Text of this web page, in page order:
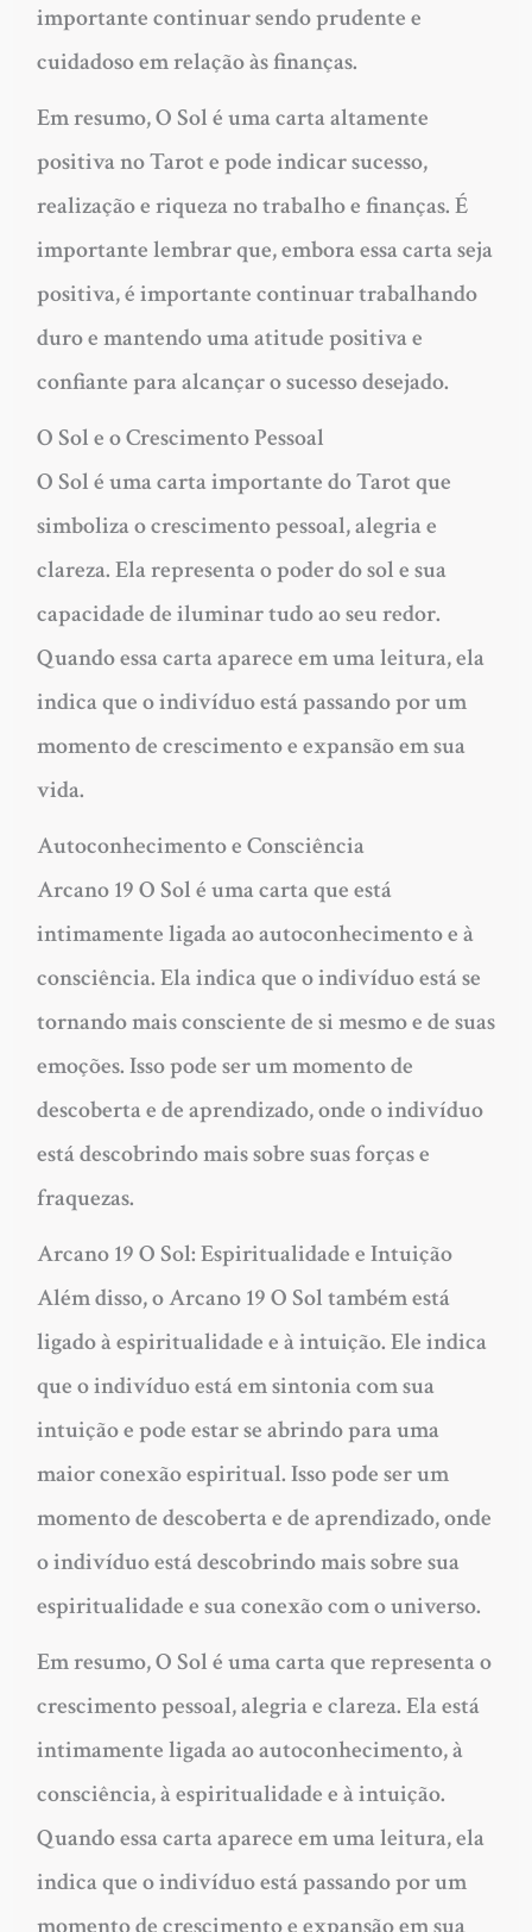
importante continuar sendo prudente e
cuidadoso em relação às finanças.
Em resumo, O Sol é uma carta altamente
positiva no Tarot e pode indicar sucesso,
realização e riqueza no trabalho e finanças. É
importante lembrar que, embora essa carta seja
positiva, é importante continuar trabalhando
duro e mantendo uma atitude positiva e
confiante para alcançar o sucesso desejado.
O Sol e o Crescimento Pessoal
O Sol é uma carta importante do Tarot que
simboliza o crescimento pessoal, alegria e
clareza. Ela representa o poder do sol e sua
capacidade de iluminar tudo ao seu redor.
Quando essa carta aparece em uma leitura, ela
indica que o indivíduo está passando por um
momento de crescimento e expansão em sua
vida.
Autoconhecimento e Consciência
Arcano 19 O Sol é uma carta que está
intimamente ligada ao autoconhecimento e à
consciência. Ela indica que o indivíduo está se
tornando mais consciente de si mesmo e de suas
emoções. Isso pode ser um momento de
descoberta e de aprendizado, onde o indivíduo
está descobrindo mais sobre suas forças e
fraquezas.
Arcano 19 O Sol: Espiritualidade e Intuição
Além disso, o Arcano 19 O Sol também está
ligado à espiritualidade e à intuição. Ele indica
que o indivíduo está em sintonia com sua
intuição e pode estar se abrindo para uma
maior conexão espiritual. Isso pode ser um
momento de descoberta e de aprendizado, onde
o indivíduo está descobrindo mais sobre sua
espiritualidade e sua conexão com o universo.
Em resumo, O Sol é uma carta que representa o
crescimento pessoal, alegria e clareza. Ela está
intimamente ligada ao autoconhecimento, à
consciência, à espiritualidade e à intuição.
Quando essa carta aparece em uma leitura, ela
indica que o indivíduo está passando por um
momento de crescimento e expansão em sua